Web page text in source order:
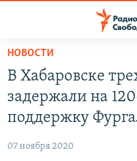
упрощенного
доступа
основному
Вернутся
ПРОГРАММЫ
ПОДКАСТЫ
АВТОРСКИЕ ПРОЕКТЫ
МНЕНИЯ
НОВОСТИ
В Хабаровске
задержали на
поддержку
07 ноября 2020